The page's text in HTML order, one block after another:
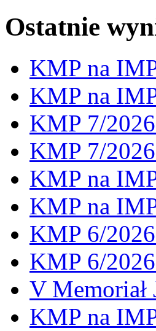
Ostatnie
KMP na
KMP na
KMP 7/
KMP 7/
KMP na
KMP na
KMP 6/
KMP 6/
V Memoriał
KMP na